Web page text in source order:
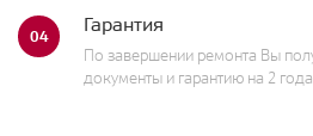
04 Гарантия
По завершении ремонта Вы
документы и гарантию на 2 года